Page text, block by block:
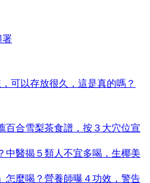
署
可以存放很久，這是真的嗎？
百合雪梨茶食譜，按３大穴位宣
中醫揭５類人不宜多喝，生椰美
怎麼喝？營養師曝４功效，警告